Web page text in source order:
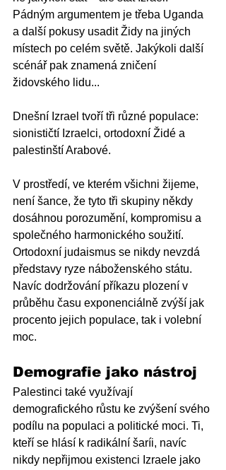
Pádným argumentem je třeba Uganda
a další pokusy usadit Židy na jiných
místech po celém světě. Jakýkoli další
scénář pak znamená zničení
židovského lidu...
Dnešní Izrael tvoří tři různé populace:
sionističtí Izraelci, ortodoxní Židé a
palestinští Arabové.
V prostředí, ve kterém všichni žijeme,
není šance, že tyto tři skupiny někdy
dosáhnou porozumění, kompromisu a
společného harmonického soužití.
Ortodoxní judaismus se nikdy nevzdá
představy ryze náboženského státu.
Navíc dodržování příkazu plození v
průběhu času exponenciálně zvýší jak
procento jejich populace, tak i volební
moc.
Demografie jako nástroj
Palestinci také využívají
demografického růstu ke zvýšení svého
podílu na populaci a politické moci. Ti,
kteří se hlásí k radikální šaríi, navíc
nikdy nepřijmou existenci Izraele jako